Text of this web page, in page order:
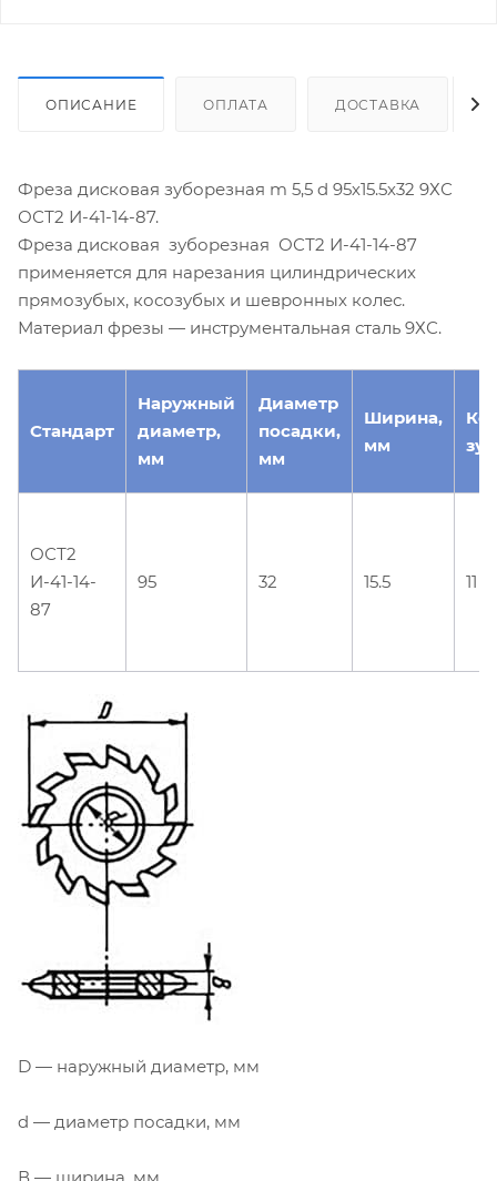
ОПИСАНИЕ ОПЛАТА ДОСТАВКА
Фреза дисковая зуборезная m 5,5 d 95х15.5х32 9ХС
ОСТ2 И-41-14-87.
Фреза дисковая зуборезная ОСТ2 И-41-14-87
применяется для нарезания цилиндрических
прямозубых, косозубых и шевронных колес.
Материал фрезы — инструментальная сталь 9ХС.
Стандарт
Наружный
диаметр,
мм
Диаметр
посадки,
мм
Ширина,
мм
ОСТ2
И-41-14-
87
95 32 15.5 11
D — наружный диаметр, мм
d — диаметр посадки, мм